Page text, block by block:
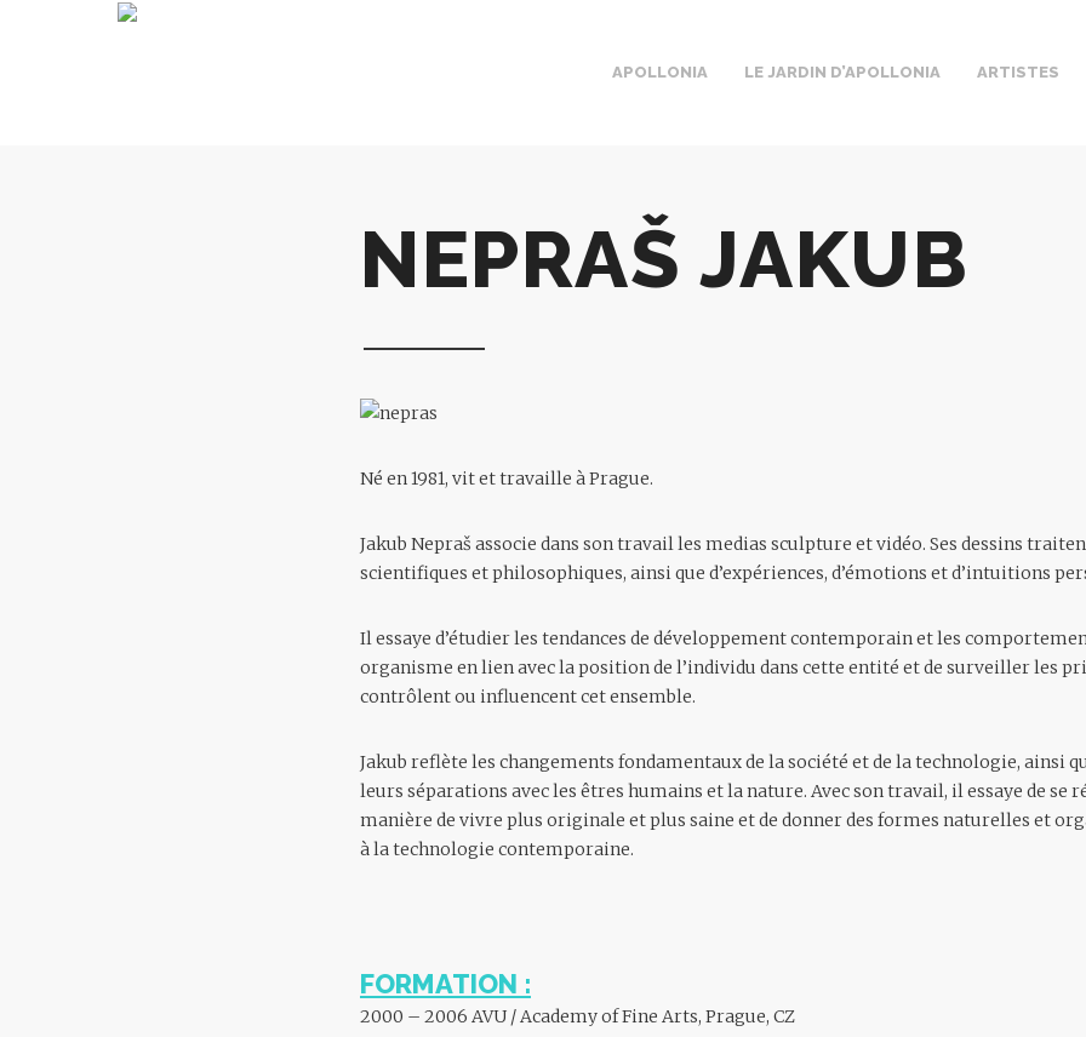
APOLLONIA LE JARDIN D’APOLLONIA ARTISTES
NEPRAŠ JAKUB
Né en 1981, vit et travaille à Prague.
Jakub Nepraš associe dans son travail les medias sculpture et vidéo. Ses dessins
scientifiques et philosophiques, ainsi que d’expériences, d’émotions et d’intuitions
Il essaye d’étudier les tendances de développement contemporain et les
organisme en lien avec la position de l’individu dans cette entité et de surveiller les
contrôlent ou influencent cet ensemble.
Jakub reflète les changements fondamentaux de la société et de la technologie, ainsi
leurs séparations avec les êtres humains et la nature. Avec son travail, il essaye de se
manière de vivre plus originale et plus saine et de donner des formes naturelles et
à la technologie contemporaine.
FORMATION :
2000 – 2006 AVU / Academy of Fine Arts, Prague, CZ